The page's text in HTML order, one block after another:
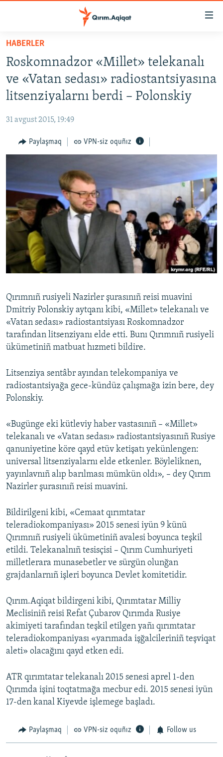
Esas
qaytmaq
Baş
navigatsiyağa
qaytmaq
Qıdıruvğa
qaytmaq
HABERLER
İQTİSADİYAT
MEDENİYET
İNSAN AQLARI
BLOGLAR
FİKİR
Русский
Українською
RFE/RS bütün saytları
HABERLER
Roskomnadzor «Millet» telekanalı
ve «Vatan sedası» radiostantsiyasına
litsenziyalarnı berdi – Polonskiy
31 avgust 2015, 19:49
Paylaşmaq VPN-siz oquñız
Qırımnıñ rusiyeli Nazirler şurasınıñ reisi muavini
Dmitriy Polonskiy aytqanı kibi, «Millet» telekanalı ve
«Vatan sedası» radiostantsiyası Roskomnadzor
tarafından litsenziyanı elde etti. Bunı Qırımnıñ rusiyeli
ükümetiniñ matbuat hızmeti bildire.
Litsenziya sentâbr ayından telekompaniya ve
radiostantsiyağa gece-kündüz çalışmağa izin bere, dey
Polonskiy.
«Bugünge eki kütleviy haber vastasınıñ – «Millet»
telekanalı ve «Vatan sedası» radiostantsiyasınıñ Rusiye
qanuniyetine köre qayd etüv ketişatı yekünlengen:
universal litsenziyalarnı elde etkenler. Böyleliknen,
yayınlavnıñ alıp barılması mümkün oldı», – dey Qırım
Nazirler şurasınıñ reisi muavini.
Bildirilgeni kibi, «Cemaat qırımtatar
teleradiokompaniyası» 2015 senesi iyün 9 künü
Qırımnıñ rusiyeli ükümetiniñ avalesi boyunca teşkil
etildi. Telekanalnıñ tesisçisi – Qırım Cumhuriyeti
milletlerara munasebetler ve sürgün olunğan
grajdanlarnıñ işleri boyunca Devlet komitetidir.
Qırım.Aqiqat bildirgeni kibi, Qırımtatar Milliy
Meclisiniñ reisi Refat Çubarov Qırımda Rusiye
akimiyeti tarafından teşkil etilgen yañı qırımtatar
teleradiokompaniyası «yarımada işğalcileriniñ teşviqat
aleti» olacağını qayd etken edi.
ATR qırımtatar telekanalı 2015 senesi aprel 1-den
Qırımda işini toqtatmağa mecbur edi. 2015 senesi iyün
17-den kanal Kiyevde işlemege başladı.
Paylaşmaq VPN-siz oquñız Follow us